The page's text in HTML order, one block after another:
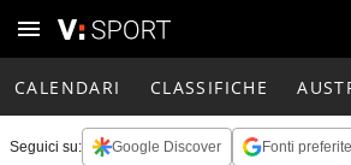
CALENDARI CLASSIFICHE
Seguici su: Google Discover Fonti preferite